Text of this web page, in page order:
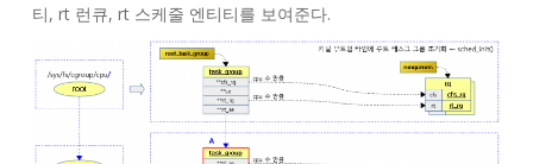
티, rt 런큐, rt 스케줄 엔티티를 보여준다.